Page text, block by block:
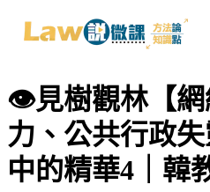
👁️見樹觀林【網
力、公共行政
中的精華4｜韓